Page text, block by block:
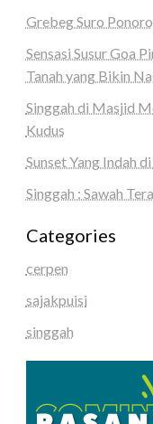
Grebeg Suro
Sensasi Susur Goa
Tanah yang Bikin
Singgah di Masjid
Kudus
Sunset Yang Indah
Singgah : Sawah
Categories
cerpen
sajakpuisi
singgah